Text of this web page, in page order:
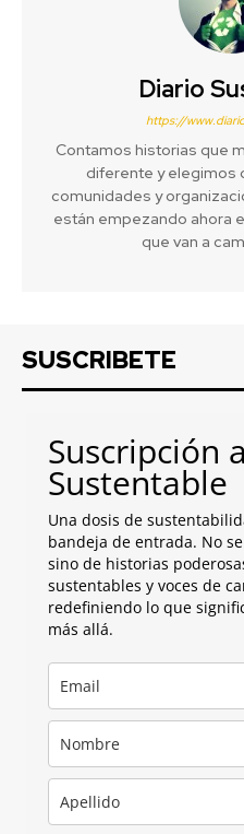
Diario
https://
Contamos historias que
diferente y elegimos
comunidades y
están empezando ahora
que van a
SUSCRIBETE
Suscripción
Sustentable
Una dosis de
bandeja de entrada. No
sino de historias
sustentables y voces de
redefiniendo lo que
más allá.